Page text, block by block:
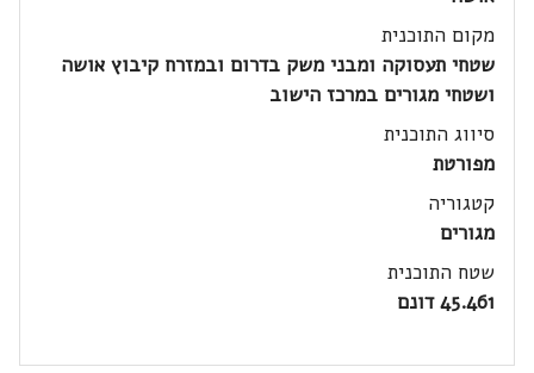
מקום התוכנית
שטחי תעסוקה ומבני משק בדרום ובמזרח קיבוץ אושה
ושטחי מגורים במרכז הישוב
סיווג התוכנית
מפורטת
קטגוריה
מגורים
שטח התוכנית
45.461 דונם